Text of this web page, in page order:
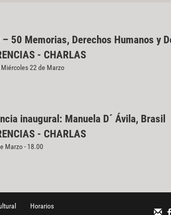
50 Memorias, Derechos Humanos y
- CHARLAS
22 de Marzo
inaugural: Manuela D´ Ávila, Brasil
- CHARLAS
Marzo - 18.00
Horarios